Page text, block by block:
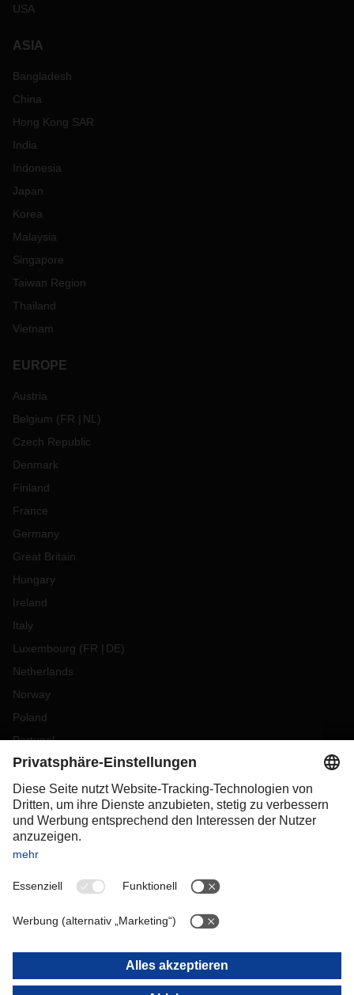
USA
ASIA
Bangladesh
China
Hong Kong SAR
India
Indonesia
Japan
Korea
Malaysia
Singapore
Taiwan Region
Thailand
Vietnam
EUROPE
Austria
Belgium (FR NL )
Czech Republic
Denmark
Finland
France
Germany
Great Britain
Hungary
Ireland
Italy
Luxembourg (FR DE)
Netherlands
Norway
Poland
Portugal
Romania
Slovakia
Spain
Sweden
Switzerland
OCEANIA